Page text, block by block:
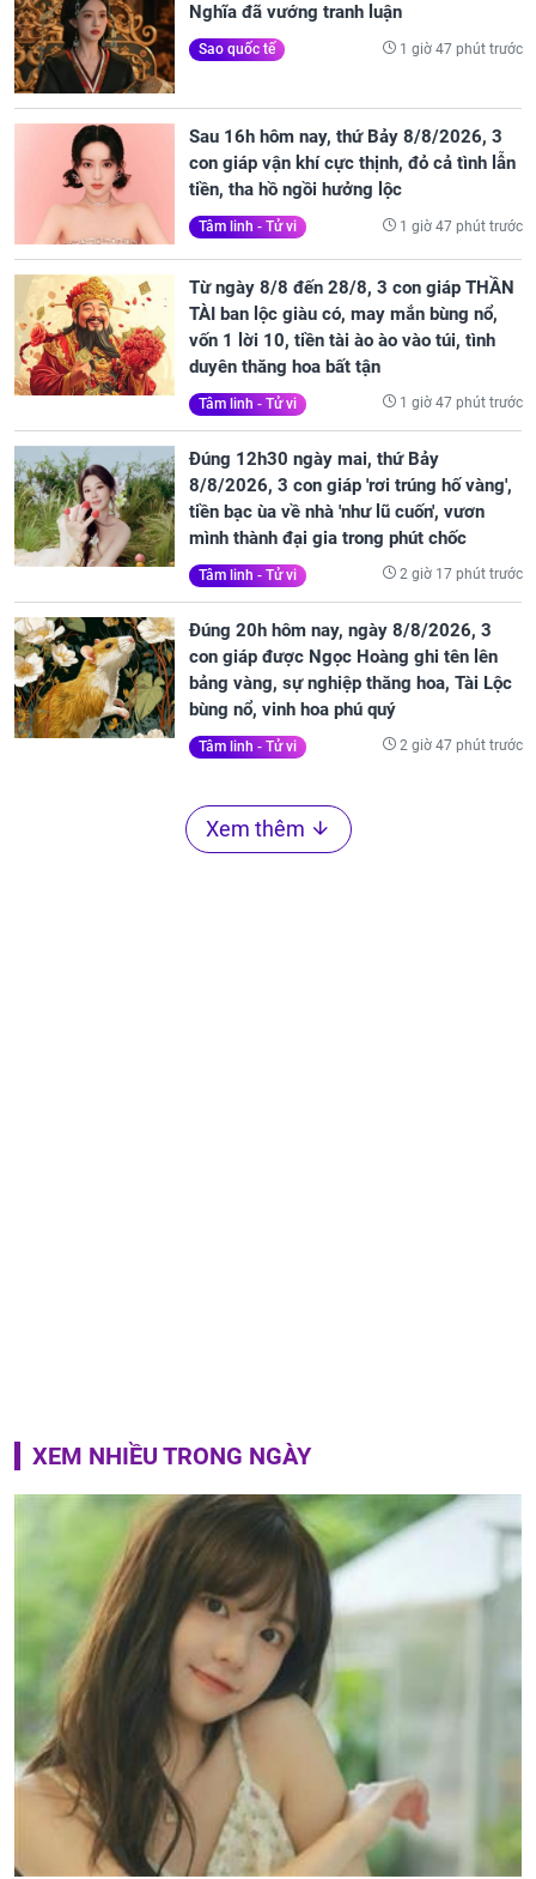
Nghĩa đã vướng tranh luận
Sao quốc tế 1 giờ 47 phút trước
Sau 16h hôm nay, thứ Bảy 8/8/2026, 3
con giáp vận khí cực thịnh, đỏ cả tình lẫn
tiền, tha hồ ngồi hưởng lộc
Tâm linh - Tử vi 1 giờ 47 phút trước
Từ ngày 8/8 đến 28/8, 3 con giáp THẦN
TÀI ban lộc giàu có, may mắn bùng nổ,
vốn 1 lời 10, tiền tài ào ào vào túi, tình
duyên thăng hoa bất tận
Tâm linh - Tử vi 1 giờ 47 phút trước
Đúng 12h30 ngày mai, thứ Bảy
8/8/2026, 3 con giáp 'rơi trúng hố vàng',
tiền bạc ùa về nhà 'như lũ cuốn', vươn
mình thành đại gia trong phút chốc
Tâm linh - Tử vi 2 giờ 17 phút trước
Đúng 20h hôm nay, ngày 8/8/2026, 3
con giáp được Ngọc Hoàng ghi tên lên
bảng vàng, sự nghiệp thăng hoa, Tài Lộc
bùng nổ, vinh hoa phú quý
Tâm linh - Tử vi 2 giờ 47 phút trước
Xem thêm
XEM NHIỀU TRONG NGÀY